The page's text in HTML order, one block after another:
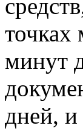
точках
минут
дней,